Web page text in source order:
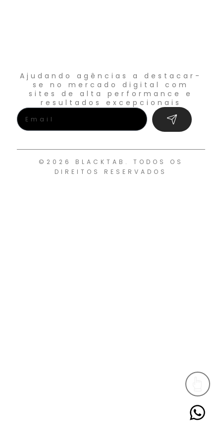
Ajudando agências a destacar-
se no mercado digital com
sites de alta performance e
resultados excepcionais
©2026 BLACKTAB. TODOS OS
DIREITOS RESERVADOS